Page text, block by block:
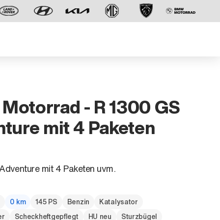
- R 1300 GS
mit 4 Paketen
mit 4 Paketen uvm.
0 km 145 PS Benzin
Katalysator
Scheckheftgepflegt HU neu Sturzbügel